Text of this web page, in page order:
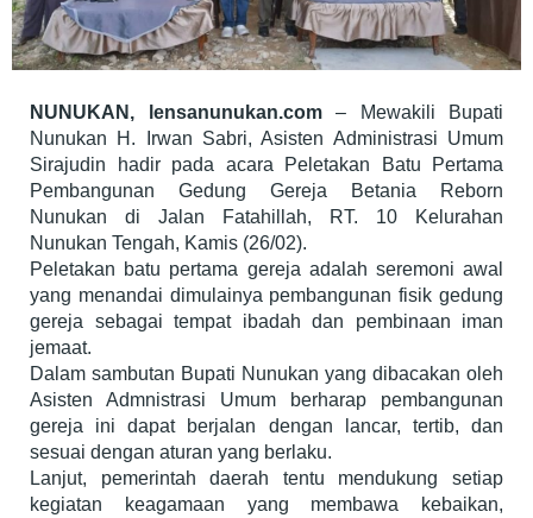
NUNUKAN, lensanunukan.com– Mewakili Bupati
Nunukan H. Irwan Sabri, Asisten Administrasi Umum
Sirajudin hadir pada acara Peletakan Batu Pertama
Pembangunan Gedung Gereja Betania Reborn
Nunukan di Jalan Fatahillah, RT. 10 Kelurahan
Nunukan Tengah, Kamis (26/02).
Peletakan batu pertama gereja adalah seremoni awal
yang menandai dimulainya pembangunan fisik gedung
gereja sebagai tempat ibadah dan pembinaan iman
jemaat.
Dalam sambutan Bupati Nunukan yang dibacakan oleh
Asisten Admnistrasi Umum berharap pembangunan
gereja ini dapat berjalan dengan lancar, tertib, dan
sesuai dengan aturan yang berlaku.
Lanjut, pemerintah daerah tentu mendukung setiap
kegiatan keagamaan yang membawa kebaikan,